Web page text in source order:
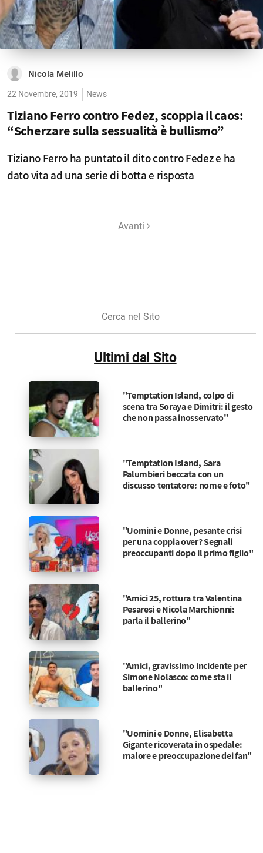
Nicola Melillo
22 Novembre, 2019 News
Tiziano Ferro contro Fedez, scoppia il caos:
“Scherzare sulla sessualità è bullismo”
Tiziano Ferro ha puntato il dito contro Fedez e ha
dato vita ad una serie di botta e risposta
Avanti
Sito
Ultimi dal Sito
"Temptation Island, colpo di
scena tra Soraya e Dimitri: il gesto
che non passa inosservato"
"Temptation Island, Sara
Palumbieri beccata con un
discusso tentatore: nome e foto"
"Uomini e Donne, pesante crisi
per una coppia over? Segnali
preoccupanti dopo il primo figlio"
"Amici 25, rottura tra Valentina
Pesaresi e Nicola Marchionni:
parla il ballerino"
"Amici, gravissimo incidente per
Simone Nolasco: come sta il
ballerino"
"Uomini e Donne, Elisabetta
Gigante ricoverata in ospedale:
malore e preoccupazione dei fan"